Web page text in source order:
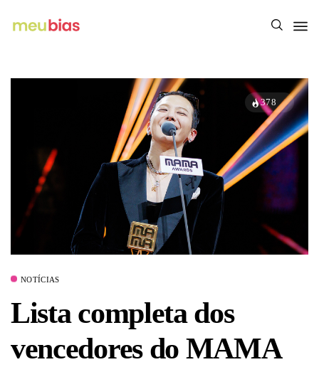
378
NOTÍCIAS
Lista completa dos
vencedores do MAMA